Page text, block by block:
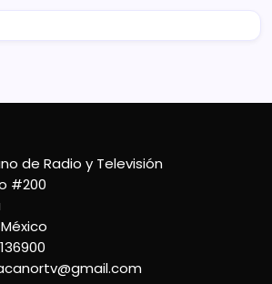
de Radio y Televisión
#200